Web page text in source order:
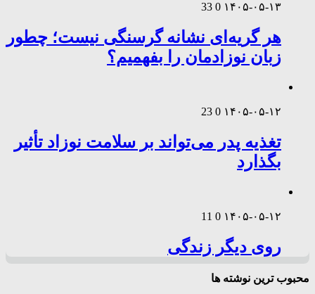
۱۴۰۵-۰۵-۱۳ 0
33
هر گریه‌ای نشانه گرسنگی نیست؛ چطور
زبان نوزادمان را بفهمیم؟
۱۴۰۵-۰۵-۱۲ 0
23
تغذیه پدر می‌تواند بر سلامت نوزاد تأثیر
بگذارد
۱۴۰۵-۰۵-۱۲ 0
11
روی دیگر زندگی
محبوب ترین نوشته ها